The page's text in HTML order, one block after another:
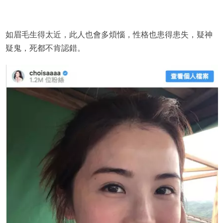
如眉毛生得太近，此人也會多煩惱，性格也患得患失，疑神
疑鬼，死都不肯認錯。